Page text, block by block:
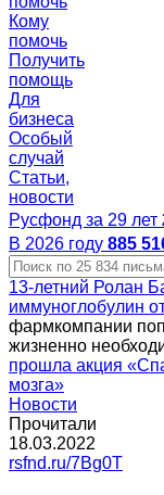
Кому
помочь
Получить
помощь
Для
бизнеса
Особый
случай
Статьи,
новости
Русфонд за 29 лет
В 2026 году 885
13-летний Ролан
иммуноглобулин
фармкомпании
жизненно
прошла акция
мозга»
Новости
Прочитали
18.03.2022
rsfnd.ru/7Bg0T